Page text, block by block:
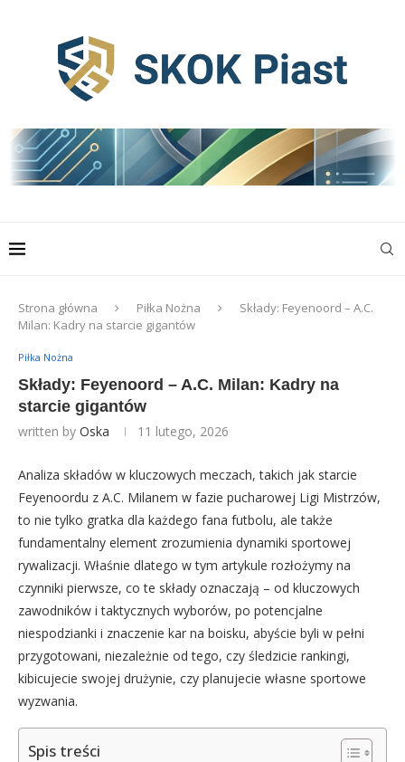
Strona główna Piłka Nożna
Składy: Feyenoord – A.C.
Milan: Kadry na starcie gigantów
Piłka Nożna
Składy: Feyenoord – A.C. Milan: Kadry na
starcie gigantów
written by Oska 11 lutego, 2026
Analiza składów w kluczowych meczach, takich jak starcie
Feyenoordu z A.C. Milanem w fazie pucharowej Ligi Mistrzów,
to nie tylko gratka dla każdego fana futbolu, ale także
fundamentalny element zrozumienia dynamiki sportowej
rywalizacji. Właśnie dlatego w tym artykule rozłożymy na
czynniki pierwsze, co te składy oznaczają – od kluczowych
zawodników i taktycznych wyborów, po potencjalne
niespodzianki i znaczenie kar na boisku, abyście byli w pełni
przygotowani, niezależnie od tego, czy śledzicie rankingi,
kibicujecie swojej drużynie, czy planujecie własne sportowe
wyzwania.
Spis treści